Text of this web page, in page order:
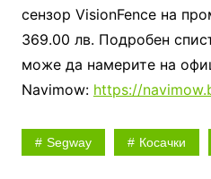
сензор VisionFence на
369.00 лв. Подробен
може да намерите на
Navimow: https://
Segway Косачки